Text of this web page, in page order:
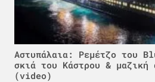
Αστυπάλαια: Ρεμέτζο του
σκιά του Κάστρου & μαζική
(video)